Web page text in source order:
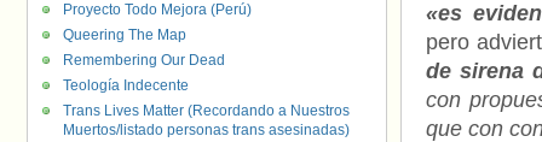
«es
pero
de sirena
con
que con
Proyecto Todo Mejora (Perú)
Queering The Map
Remembering Our Dead
Teología Indecente
Trans Lives Matter (Recordando a Nuestros
Muertos/listado personas trans asesinadas)